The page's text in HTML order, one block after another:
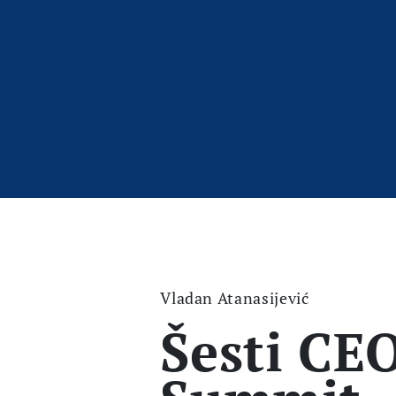
Vladan Atanasijević
Šesti